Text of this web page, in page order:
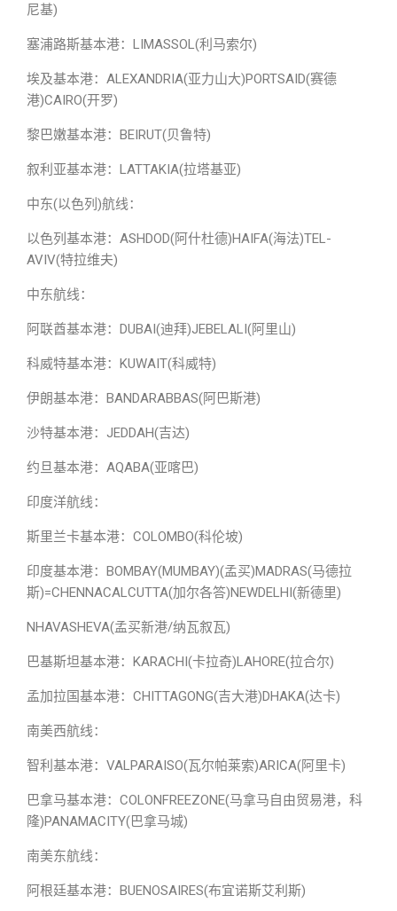
尼基)
塞浦路斯基本港：LIMASSOL(利马索尔)
埃及基本港：ALEXANDRIA(亚力山大)PORTSAID(赛德
港)CAIRO(开罗)
黎巴嫩基本港：BEIRUT(贝鲁特)
叙利亚基本港：LATTAKIA(拉塔基亚)
中东(以色列)航线：
以色列基本港：ASHDOD(阿什杜德)HAIFA(海法)TEL-
AVIV(特拉维夫)
中东航线：
阿联酋基本港：DUBAI(迪拜)JEBELALI(阿里山)
科威特基本港：KUWAIT(科威特)
伊朗基本港：BANDARABBAS(阿巴斯港)
沙特基本港：JEDDAH(吉达)
约旦基本港：AQABA(亚喀巴)
印度洋航线：
斯里兰卡基本港：COLOMBO(科伦坡)
印度基本港：BOMBAY(MUMBAY)(孟买)MADRAS(马德拉
斯)=CHENNACALCUTTA(加尔各答)NEWDELHI(新德里)
NHAVASHEVA(孟买新港/纳瓦叙瓦)
巴基斯坦基本港：KARACHI(卡拉奇)LAHORE(拉合尔)
孟加拉国基本港：CHITTAGONG(吉大港)DHAKA(达卡)
南美西航线：
智利基本港：VALPARAISO(瓦尔帕莱索)ARICA(阿里卡)
巴拿马基本港：COLONFREEZONE(马拿马自由贸易港，科
隆)PANAMACITY(巴拿马城)
南美东航线：
阿根廷基本港：BUENOSAIRES(布宜诺斯艾利斯)